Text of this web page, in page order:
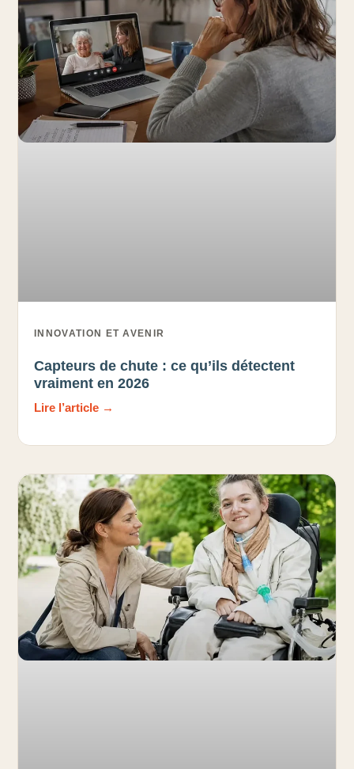
INNOVATION ET AVENIR
Capteurs de chute : ce qu’ils détectent
vraiment en 2026
Lire l’article →